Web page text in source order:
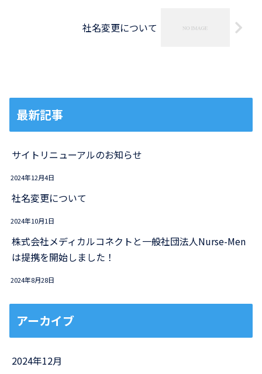
社名変更について
最新記事
サイトリニューアルのお知らせ
2024年12月4日
社名変更について
2024年10月1日
株式会社メディカルコネクトと一般社団法人Nurse-Men
は提携を開始しました！
2024年8月28日
アーカイブ
2024年12月